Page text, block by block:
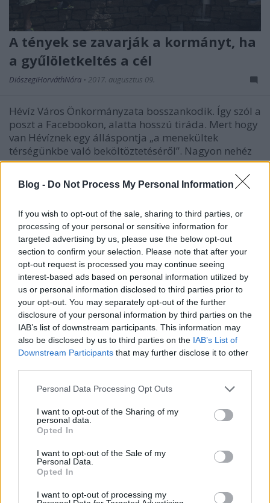
Blog - Do Not Process My Personal Information
If you wish to opt-out of the sale, sharing to third parties, or
processing of your personal or sensitive information for
targeted advertising by us, please use the below opt-out
section to confirm your selection. Please note that after your
opt-out request is processed you may continue seeing
interest-based ads based on personal information utilized by
us or personal information disclosed to third parties prior to
your opt-out. You may separately opt-out of the further
disclosure of your personal information by third parties on the
IAB’s list of downstream participants. This information may
also be disclosed by us to third parties on the IAB’s List of
Downstream Participants that may further disclose it to other
Please note that this website/app uses one or more Google
not limited to your visit or usage behaviour. You may click to
grant or deny consent to Google and its third-party tags to
use your data for below specified purposes in below Google
consent section.
Personal Data Processing Opt Outs
I want to opt-out of the Sharing of my
personal data.
Opted In
I want to opt-out of the Sale of my
Personal Data.
Opted In
I want to opt-out of processing my
A tények se zavarják a kormányt, ha
a gyűlöletkeltés a cél
DiószegiHorváthNóra • 2017. augusztus 09.
Hévíz Város Önkormányzata bosszankodik. Így szól a
poszt a Facebookon, alatta hosszú tiráda. Mert hogy
van Hévíznek egy álláspontja „a menekültek
térségünkbe való beköltöztetéséről”. Nagyon nehéz
higgadtnak maradni, amikor az ember szembe
találja magát a kormányzati gyűlöletkeltés újabb és
újabb…
Amit a Fidesz a plakáttörvénnyel
csinál, azt úgy hívják: alkotmányos
JámborAndrás•2017. június 23.
Az ellenzéki pártok egy hete leszavazták a kormány